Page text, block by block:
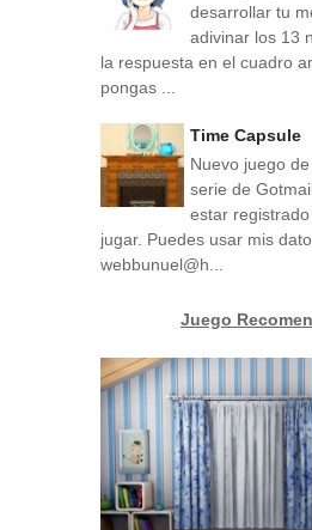
desarrollar tu
adivinar los 13
la respuesta en el cuadro
pongas ...
Time Capsule
Nuevo juego
serie de
estar
jugar. Puedes usar mis
webbunuel@h...
Juego